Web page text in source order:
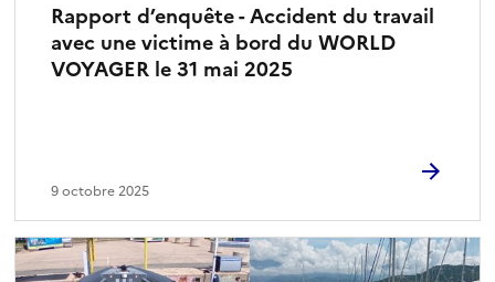
Rapport d’enquête - Accident du travail
avec une victime à bord du WORLD
VOYAGER le 31 mai 2025
9 octobre 2025